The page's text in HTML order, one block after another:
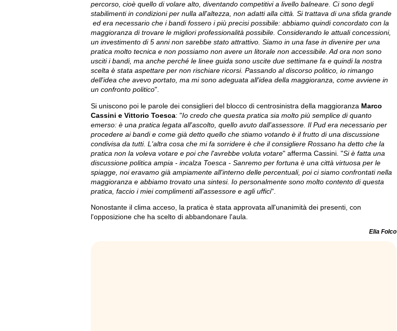
percorso, cioè quello di volare alto, diventando competitivi a livello balneare. Ci sono degli
stabilimenti in condizioni per nulla all'altezza, non adatti alla città. Si trattava di una sfida grande
ed era necessario che i bandi fossero i più precisi possibile: abbiamo quindi concordato con la
maggioranza di trovare le migliori professionalità possibile. Considerando le attuali concessioni,
un investimento di 5 anni non sarebbe stato attrattivo. Siamo in una fase in divenire per una
pratica molto tecnica e non possiamo non avere un litorale non accessibile. Ad ora non sono
usciti i bandi, ma anche perché le linee guida sono uscite due settimane fa e quindi la nostra
scelta è stata aspettare per non rischiare ricorsi. Passando al discorso politico, io rimango
dell'idea che avevo portato, ma mi sono adeguata all'idea della maggioranza, come avviene in
un confronto politico".
Si uniscono poi le parole dei consiglieri del blocco di centrosinistra della maggioranza Marco
Cassini e Vittorio Toesca: "Io credo che questa pratica sia molto più semplice di quanto
emerso: è una pratica legata all'ascolto, quello avuto dall'assessore. Il Pud era necessario per
procedere ai bandi e come già detto quello che stiamo votando è il frutto di una discussione
condivisa da tutti. L'altra cosa che mi fa sorridere è che il consigliere Rossano ha detto che la
pratica non la voleva votare e poi che l'avrebbe voluta votare" afferma Cassini. "Si è fatta una
discussione politica ampia - incalza Toesca - Sanremo per fortuna è una città virtuosa per le
spiagge, noi eravamo già ampiamente all'interno delle percentuali, poi ci siamo confrontati nella
maggioranza e abbiamo trovato una sintesi. Io personalmente sono molto contento di questa
pratica, faccio i miei complimenti all'assessore e agli uffici".
Nonostante il clima acceso, la pratica è stata approvata all'unanimità dei presenti, con
l'opposizione che ha scelto di abbandonare l'aula.
Elia Folco